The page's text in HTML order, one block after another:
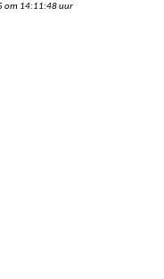
om 14:11:48 uur